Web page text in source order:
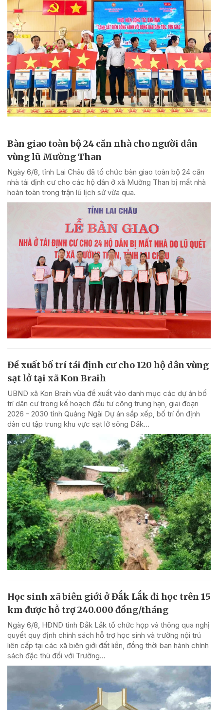
Bàn giao toàn bộ 24 căn nhà cho người dân
vùng lũ Mường Than
Ngày 6/8, tỉnh Lai Châu đã tổ chức bàn giao toàn bộ 24 căn
nhà tái định cư cho các hộ dân ở xã Mường Than bị mất nhà
hoàn toàn trong trận lũ lịch sử vừa qua.
Đề xuất bố trí tái định cư cho 120 hộ dân vùng
sạt lở tại xã Kon Braih
UBND xã Kon Braih vừa đề xuất vào danh mục các dự án bố
trí dân cư trong kế hoạch đầu tư công trung hạn, giai đoạn
2026 - 2030 tỉnh Quảng Ngãi Dự án sắp xếp, bố trí ổn định
dân cư tập trung khu vực sạt lở sông Đăk...
Học sinh xã biên giới ở Đắk Lắk đi học trên 15
km được hỗ trợ 240.000 đồng/tháng
Ngày 6/8, HĐND tỉnh Đắk Lắk tổ chức họp và thông qua nghị
quyết quy định chính sách hỗ trợ học sinh và trường nội trú
liên cấp tại các xã biên giới đất liền, đồng thời ban hành chính
sách đặc thù đối với Trường...